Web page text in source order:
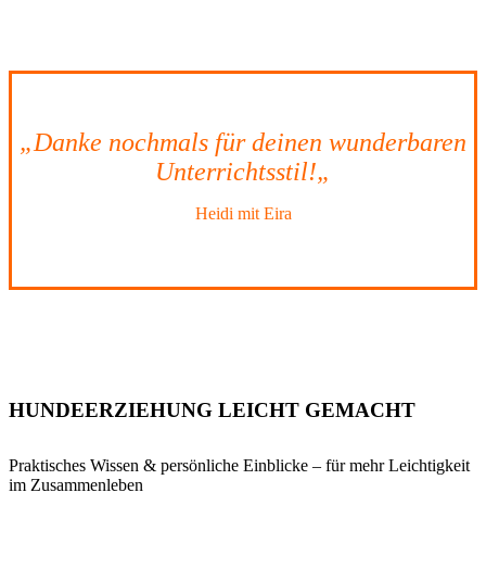
„Danke nochmals für deinen wunderbaren
Unterrichtsstil!„
Heidi mit Eira
HUNDEERZIEHUNG LEICHT GEMACHT
Praktisches Wissen & persönliche Einblicke – für mehr Leichtigkeit
im Zusammenleben